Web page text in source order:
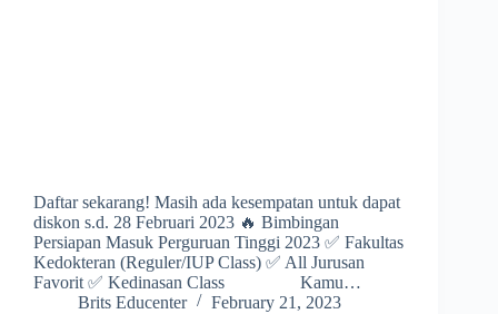
Daftar sekarang! Masih ada kesempatan untuk dapat
diskon s.d. 28 Februari 2023 🔥 Bimbingan
Persiapan Masuk Perguruan Tinggi 2023 ✅ Fakultas
Kedokteran (Reguler/IUP Class) ✅ All Jurusan
Favorit ✅ Kedinasan Class Kamu…
Brits Educenter
February 21, 2023